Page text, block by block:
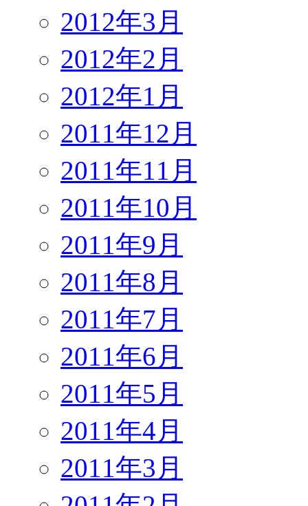
2012年3月
2012年2月
2012年1月
2011年12月
2011年11月
2011年10月
2011年9月
2011年8月
2011年7月
2011年6月
2011年5月
2011年4月
2011年3月